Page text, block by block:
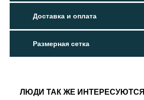
Доставка и оплата
Размерная сетка
ЛЮДИ ТАК ЖЕ ИНТЕРЕСУЮТСЯ